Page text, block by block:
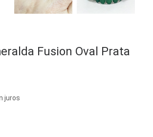
Fusion Oval Prata
juros